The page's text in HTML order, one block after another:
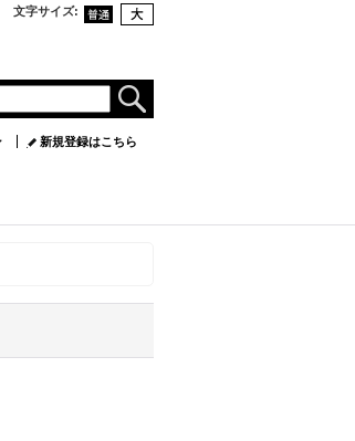
文字サイズ:
新規登録はこちら